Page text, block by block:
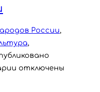
России,
,
отключены